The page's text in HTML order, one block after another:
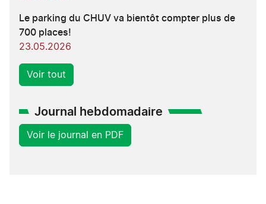
Le parking du CHUV va bientôt compter plus de
700 places!
23.05.2026
Voir tout
Journal hebdomadaire
Voir le journal en PDF